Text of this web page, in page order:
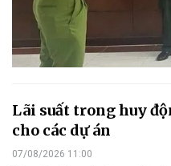
Lãi suất trong huy
cho các dự án
07/08/2026 11:00